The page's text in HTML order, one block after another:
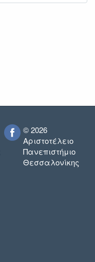
© 2026
Αριστοτέλειο
Πανεπιστήμιο
Θεσσαλονίκης